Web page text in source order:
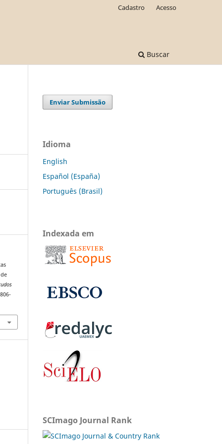
Buscar
Cadastro Acesso
Enviar Submissão
Idioma
English
Español (España)
Português (Brasil)
Indexada em
SCImago Journal Rank